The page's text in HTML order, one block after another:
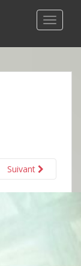
Toggle
Suivant